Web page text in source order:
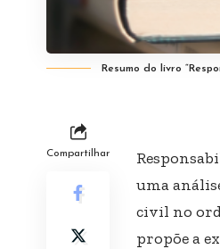
Resumo do livro
Compartilhar
uma
civil no
propõe a